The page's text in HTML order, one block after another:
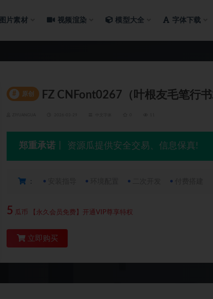
图片素材 视频渲染 模型大全 字体下载
# 原创 FZ CNFont0267（叶根友毛笔行
郑重承诺 丨 资源瓜提供安全交易、信息保真!
：
5 瓜币 【永久会员免费】开通VIP尊享特权
立即购买